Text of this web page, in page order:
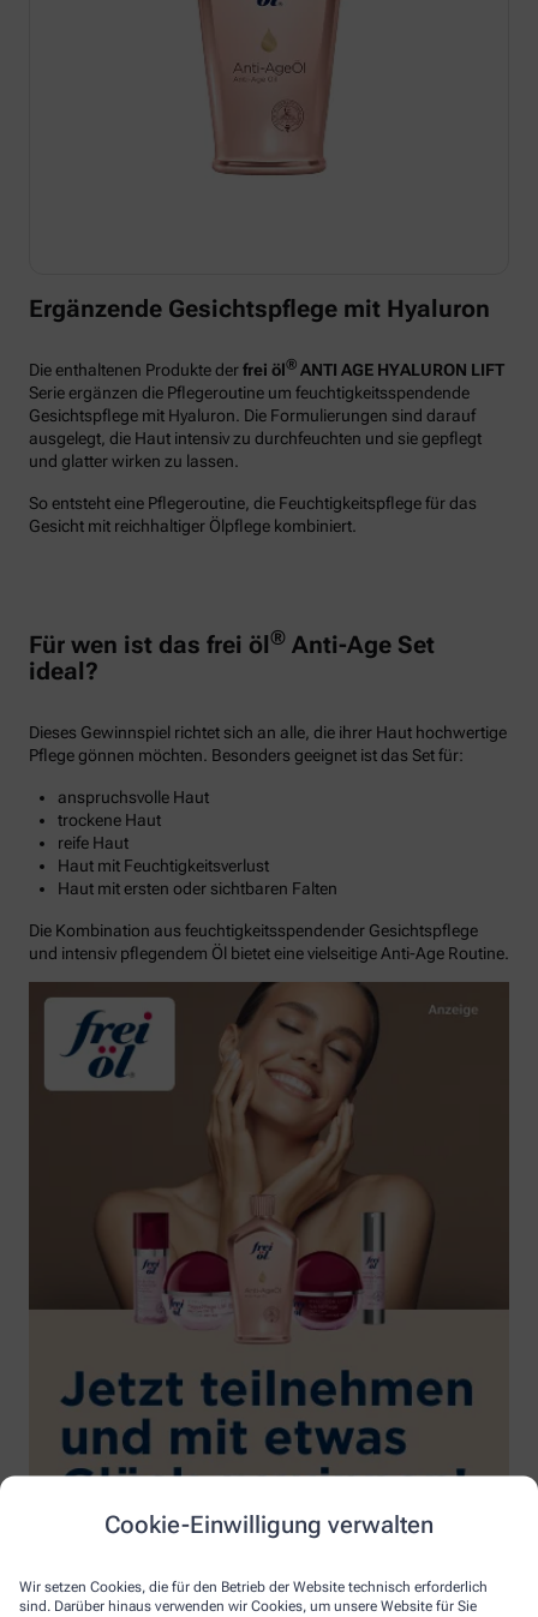
Cookie-Einwilligung verwalten
Wir setzen Cookies, die für den Betrieb der Website technisch erforderlich
sind. Darüber hinaus verwenden wir Cookies, um unsere Website für Sie
Ergänzende Gesichtspflege mit Hyaluron
Die enthaltenen Produkte derfrei öl® ANTI AGE HYALURON LIFT
Serie ergänzen die Pflegeroutine um feuchtigkeitsspendende
Gesichtspflege mit Hyaluron. Die Formulierungen sind darauf
ausgelegt, die Haut intensiv zu durchfeuchten und sie gepflegt
und glatter wirken zu lassen.
So entsteht eine Pflegeroutine, die Feuchtigkeitspflege für das
Gesicht mit reichhaltiger Ölpflege kombiniert.
Für wen ist das frei öl® Anti-Age Set
ideal?
Dieses Gewinnspiel richtet sich an alle, die ihrer Haut hochwertige
Pflege gönnen möchten. Besonders geeignet ist das Set für:
anspruchsvolle Haut
trockene Haut
reife Haut
Haut mit Feuchtigkeitsverlust
Haut mit ersten oder sichtbaren Falten
Die Kombination aus feuchtigkeitsspendender Gesichtspflege
und intensiv pflegendem Öl bietet eine vielseitige Anti-Age Routine.